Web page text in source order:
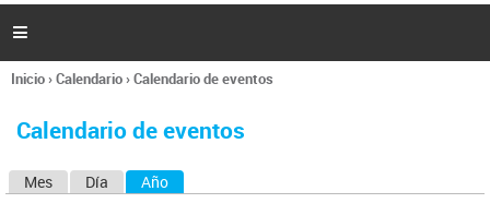
l

Se
usted
Inicio›Calendario›Calendario de eventos
Calendario de eventos
Mes Día Año